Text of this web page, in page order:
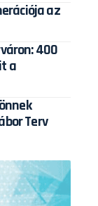
az
400
a
Terv